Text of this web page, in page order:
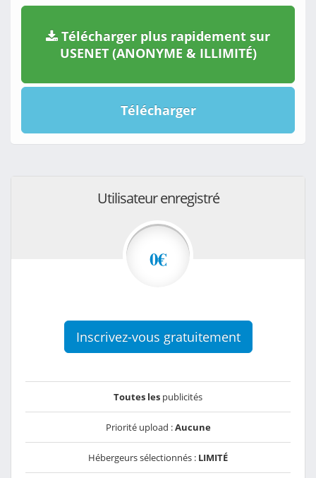
Télécharger plus rapidement sur
USENET (ANONYME & ILLIMITÉ)
Télécharger
Utilisateur enregistré
0€
Inscrivez-vous gratuitement
Toutes les publicités
Priorité upload :Aucune
Hébergeurs sélectionnés : LIMITÉ